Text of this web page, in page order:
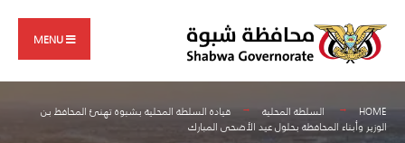
content
MENU
HOME السلطة المحلية
قيادة السلطة المحلية بشبوة تهنئ المحافظ بن
الوزير وأبناء المحافظة بحلول عيد الأضحى المبارك
for: